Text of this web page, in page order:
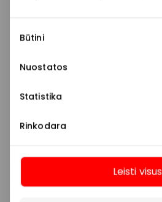
pasirinkimas
Būtini
Nuostatos
Statistika
Rinkodara
Leisti visus
DANIJA
Avalynė ir galanterija
Daugiau